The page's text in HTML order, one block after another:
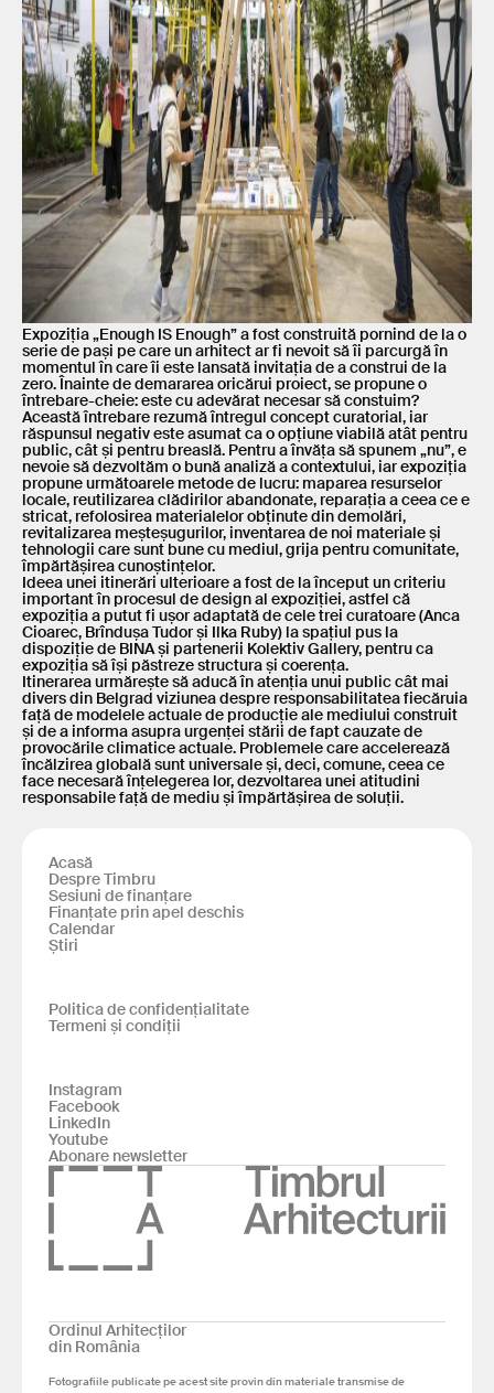
Expoziția „Enough IS Enough” a fost construită pornind de la o
serie de pași pe care un arhitect ar fi nevoit să îi parcurgă în
momentul în care îi este lansată invitația de a construi de la
zero. Înainte de demararea oricărui proiect, se propune o
întrebare-cheie: este cu adevărat necesar să constuim?
Această întrebare rezumă întregul concept curatorial, iar
răspunsul negativ este asumat ca o opțiune viabilă atât pentru
public, cât și pentru breaslă. Pentru a învăța să spunem „nu”, e
nevoie să dezvoltăm o bună analiză a contextului, iar expoziția
propune următoarele metode de lucru: maparea resurselor
locale, reutilizarea clădirilor abandonate, reparația a ceea ce e
stricat, refolosirea materialelor obținute din demolări,
revitalizarea meșteșugurilor, inventarea de noi materiale și
tehnologii care sunt bune cu mediul, grija pentru comunitate,
împărtășirea cunoștințelor.
Ideea unei itinerări ulterioare a fost de la început un criteriu
important în procesul de design al expoziției, astfel că
expoziția a putut fi ușor adaptată de cele trei curatoare (Anca
Cioarec, Brîndușa Tudor și Ilka Ruby) la spațiul pus la
dispoziție de BINA și partenerii Kolektiv Gallery, pentru ca
expoziția să își păstreze structura și coerența.
Itinerarea urmărește să aducă în atenția unui public cât mai
divers din Belgrad viziunea despre responsabilitatea fiecăruia
față de modelele actuale de producție ale mediului construit
și de a informa asupra urgenței stării de fapt cauzate de
provocările climatice actuale. Problemele care accelerează
încălzirea globală sunt universale și, deci, comune, ceea ce
face necesară înțelegerea lor, dezvoltarea unei atitudini
responsabile față de mediu și împărtășirea de soluții.
Acasă
Despre Timbru
Sesiuni de finanțare
Finanțate prin apel deschis
Calendar
Știri
Politica de confidențialitate
Termeni și condiții
Instagram
Facebook
LinkedIn
Youtube
Abonare newsletter
Ordinul Arhitecților
din România
Fotografiile publicate pe acest site provin din materiale transmise de